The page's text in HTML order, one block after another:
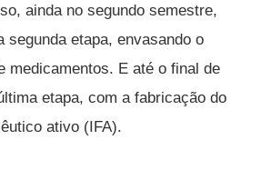
ainda no segundo semestre,
segunda etapa, envasando o
medicamentos. E até o final de
etapa, com a fabricação do
ativo (IFA).